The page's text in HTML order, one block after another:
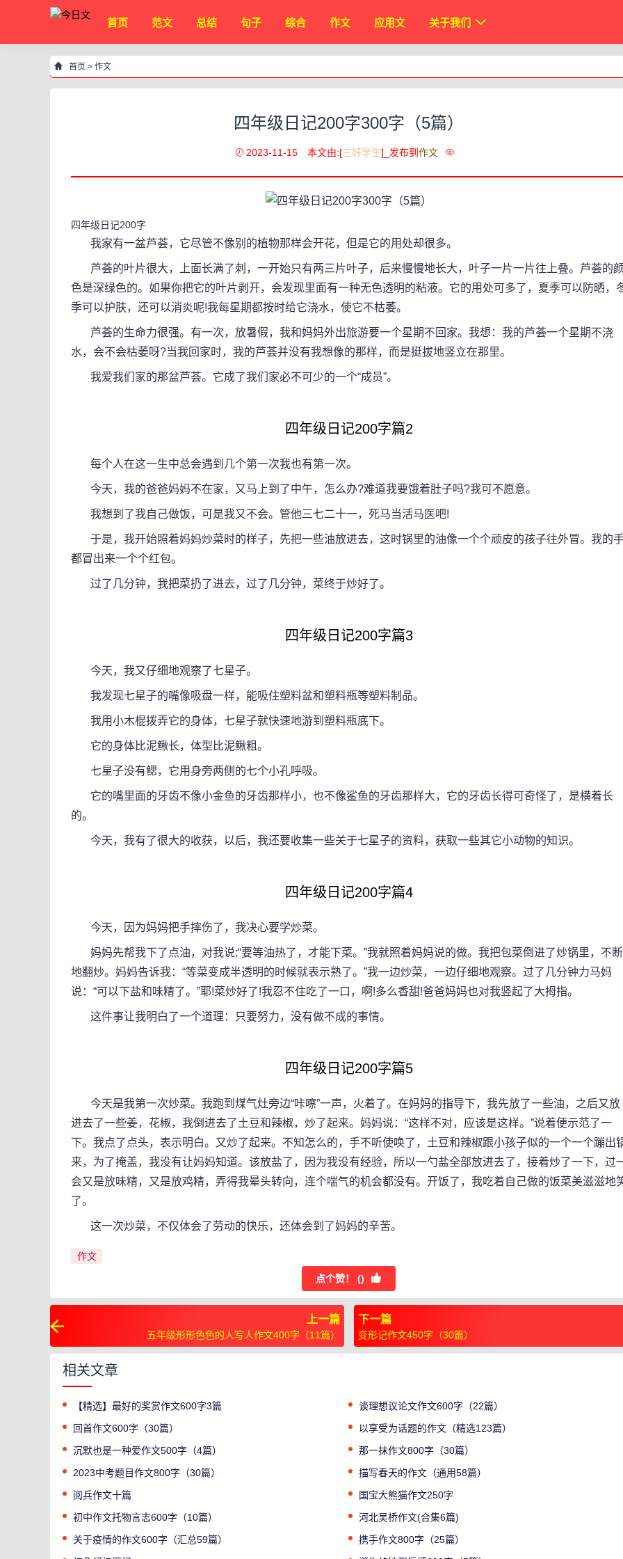
首页 范文 总结 句子 综合 作文 应用文 关于我们
首页 > 作文
四年级日记200字300字（5篇）
2023-11-15 本文由:[三好学生]_发布到 作文
四年级日记200字
我家有一盆芦荟，它尽管不像别的植物那样会开花，但是它的用处却很多。
芦荟的叶片很大，上面长满了刺，一开始只有两三片叶子，后来慢慢地长大，叶子一片一片往上叠。芦荟的颜
色是深绿色的。如果你把它的叶片剥开，会发现里面有一种无色透明的粘液。它的用处可多了，夏季可以防晒，
季可以护肤，还可以消炎呢!我每星期都按时给它浇水，使它不枯萎。
芦荟的生命力很强。有一次，放暑假，我和妈妈外出旅游要一个星期不回家。我想：我的芦荟一个星期不浇
水，会不会枯萎呀?当我回家时，我的芦荟并没有我想像的那样，而是挺拔地竖立在那里。
我爱我们家的那盆芦荟。它成了我们家必不可少的一个“成员”。
四年级日记200字篇2
每个人在这一生中总会遇到几个第一次我也有第一次。
今天，我的爸爸妈妈不在家，又马上到了中午，怎么办?难道我要饿着肚子吗?我可不愿意。
我想到了我自己做饭，可是我又不会。管他三七二十一，死马当活马医吧!
于是，我开始照着妈妈炒菜时的样子，先把一些油放进去，这时锅里的油像一个个顽皮的孩子往外冒。我的
都冒出来一个个红包。
过了几分钟，我把菜扔了进去，过了几分钟，菜终于炒好了。
四年级日记200字篇3
今天，我又仔细地观察了七星子。
我发现七星子的嘴像吸盘一样，能吸住塑料盆和塑料瓶等塑料制品。
我用小木棍拨弄它的身体，七星子就快速地游到塑料瓶底下。
它的身体比泥鳅长，体型比泥鳅粗。
七星子没有鳃，它用身旁两侧的七个小孔呼吸。
它的嘴里面的牙齿不像小金鱼的牙齿那样小，也不像鲨鱼的牙齿那样大，它的牙齿长得可奇怪了，是横着长
的。
今天，我有了很大的收获，以后，我还要收集一些关于七星子的资料，获取一些其它小动物的知识。
四年级日记200字篇4
今天，因为妈妈把手摔伤了，我决心要学炒菜。
妈妈先帮我下了点油，对我说;“要等油热了，才能下菜。”我就照着妈妈说的做。我把包菜倒进了炒锅里，不断
地翻炒。妈妈告诉我：“等菜变成半透明的时候就表示熟了。”我一边炒菜，一边仔细地观察。过了几分钟力马妈
说：“可以下盐和味精了。”耶!菜炒好了!我忍不住吃了一口，啊!多么香甜!爸爸妈妈也对我竖起了大拇指。
这件事让我明白了一个道理：只要努力，没有做不成的事情。
四年级日记200字篇5
今天是我第一次炒菜。我跑到煤气灶旁边“咔嚓”一声，火着了。在妈妈的指导下，我先放了一些油，之后又放
进去了一些姜，花椒，我倒进去了土豆和辣椒，炒了起来。妈妈说：“这样不对，应该是这样。”说着便示范了一
下。我点了点头，表示明白。又炒了起来。不知怎么的，手不听使唤了，土豆和辣椒跟小孩子似的一个一个蹦出
来，为了掩盖，我没有让妈妈知道。该放盐了，因为我没有经验，所以一勺盐全部放进去了，接着炒了一下，过
会又是放味精，又是放鸡精，弄得我晕头转向，连个喘气的机会都没有。开饭了，我吃着自己做的饭菜美滋滋地
了。
这一次炒菜，不仅体会了劳动的快乐，还体会到了妈妈的辛苦。
作文
点个赞！ ()
上一篇
五年级形形色色的人写人作文400字（11篇）
下一篇
变形记作文450字（30篇）
相关文章
【精选】最好的奖赏作文600字3篇
谈理想议论文作文600字（22篇）
回首作文600字（30篇）
以享受为话题的作文（精选123篇）
沉默也是一种爱作文500字（4篇）
那一抹作文800字（30篇）
2023中考题目作文800字（30篇）
描写春天的作文（通用58篇）
阅兵作文十篇
国宝大熊猫作文250字
初中作文托物言志600字（10篇）
河北吴桥作文(合集6篇)
关于疫情的作文600字（汇总59篇）
携手作文800字（25篇）